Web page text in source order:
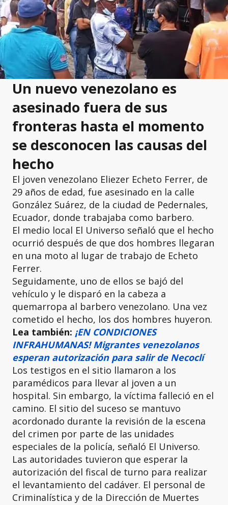
Un nuevo venezolano es
asesinado fuera de sus
fronteras hasta el momento
se desconocen las causas del
hecho
El joven venezolano Eliezer Echeto Ferrer, de
29 años de edad, fue asesinado en la calle
González Suárez, de la ciudad de Pedernales,
Ecuador, donde trabajaba como barbero.
El medio local El Universo señaló que el hecho
ocurrió después de que dos hombres llegaran
en una moto al lugar de trabajo de Echeto
Ferrer.
Seguidamente, uno de ellos se bajó del
vehículo y le disparó en la cabeza a
quemarropa al barbero venezolano. Una vez
cometido el hecho, los dos hombres huyeron.
Lea también: ¡EN CONDICIONES
INFRAHUMANAS! Migrantes venezolanos
esperan autorización para salir de Necoclí
Los testigos en el sitio llamaron a los
paramédicos para llevar al joven a un
hospital. Sin embargo, la víctima falleció en el
camino. El sitio del suceso se mantuvo
acordonado durante la revisión de la escena
del crimen por parte de las unidades
especiales de la policía, señaló El Universo.
Las autoridades tuvieron que esperar la
autorización del fiscal de turno para realizar
el levantamiento del cadáver. El personal de
Criminalística y de la Dirección de Muertes